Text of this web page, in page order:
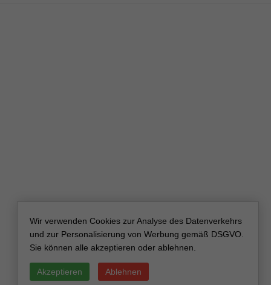
Wir verwenden Cookies zur Analyse des Datenverkehrs
und zur Personalisierung von Werbung gemäß DSGVO.
Sie können alle akzeptieren oder ablehnen.
Akzeptieren Ablehnen